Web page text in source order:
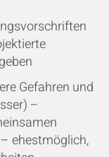
Gefahren und
–
ehestmöglich,